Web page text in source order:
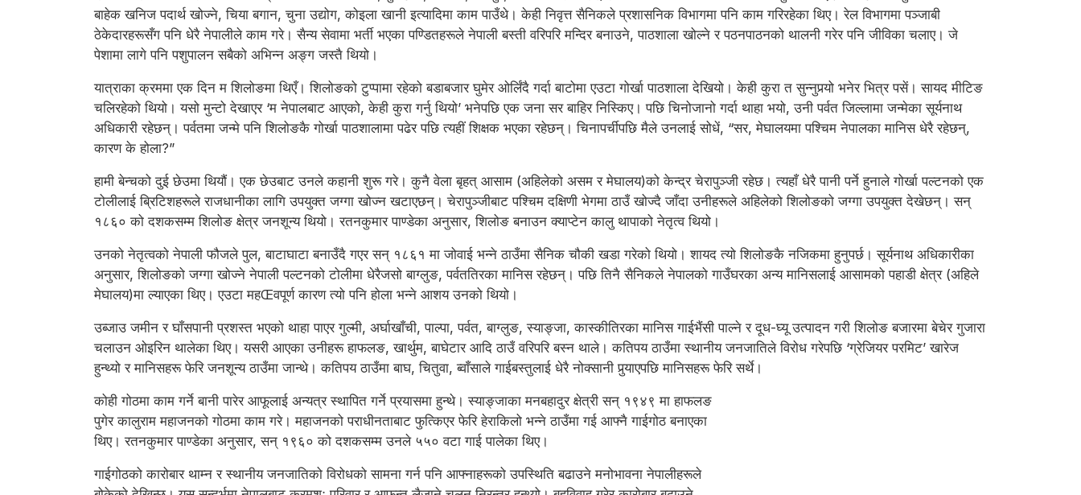
बाहेक खनिज पदार्थ खोज्ने, चिया बगान, चुना उद्योग, कोइला खानी इत्यादिमा काम पाउँथे। केही निवृत्त सैनिकले प्रशासनिक विभागमा पनि काम गरिरहेका थिए। रेल विभागमा पञ्जाबी
ठेकेदारहरूसँग पनि धेरै नेपालीले काम गरे। सैन्य सेवामा भर्ती भएका पण्डितहरूले नेपाली बस्ती वरिपरि मन्दिर बनाउने, पाठशाला खोल्ने र पठनपाठनको थालनी गरेर पनि जीविका चलाए। जे
पेशामा लागे पनि पशुपालन सबैको अभिन्न अङ्ग जस्तै थियो।
यात्राका क्रममा एक दिन म शिलोङमा थिएँ। शिलोङको टुप्पामा रहेको बडाबजार घुमेर ओर्लिंदै गर्दा बाटोमा एउटा गोर्खा पाठशाला देखियो। केही कुरा त सुन्नुपर्‍यो भनेर भित्र पसें। सायद मीटिङ
चलिरहेको थियो। यसो मुन्टो देखाएर ‘म नेपालबाट आएको, केही कुरा गर्नु थियो’ भनेपछि एक जना सर बाहिर निस्किए। पछि चिनोजानो गर्दा थाहा भयो, उनी पर्वत जिल्लामा जन्मेका सूर्यनाथ
अधिकारी रहेछन्। पर्वतमा जन्मे पनि शिलोङकै गोर्खा पाठशालामा पढेर पछि त्यहीं शिक्षक भएका रहेछन्। चिनापर्चीपछि मैले उनलाई सोधें, “सर, मेघालयमा पश्चिम नेपालका मानिस धेरै रहेछन्,
कारण के होला?”
हामी बेन्चको दुई छेउमा थियौं। एक छेउबाट उनले कहानी शुरू गरे। कुनै वेला बृहत् आसाम (अहिलेको असम र मेघालय)को केन्द्र चेरापुञ्जी रहेछ। त्यहाँ धेरै पानी पर्ने हुनाले गोर्खा पल्टनको एक
टोलीलाई ब्रिटिशहरूले राजधानीका लागि उपयुक्त जग्गा खोज्न खटाएछन्। चेरापुञ्जीबाट पश्चिम दक्षिणी भेगमा ठाउँ खोज्दै जाँदा उनीहरूले अहिलेको शिलोङको जग्गा उपयुक्त देखेछन्। सन्
१८६० को दशकसम्म शिलोङ क्षेत्र जनशून्य थियो। रतनकुमार पाण्डेका अनुसार, शिलोङ बनाउन क्याप्टेन कालु थापाको नेतृत्व थियो।
उनको नेतृत्वको नेपाली फौजले पुल, बाटाघाटा बनाउँदै गएर सन् १८६१ मा जोवाई भन्ने ठाउँमा सैनिक चौकी खडा गरेको थियो। शायद त्यो शिलोङकै नजिकमा हुनुपर्छ। सूर्यनाथ अधिकारीका
अनुसार, शिलोङको जग्गा खोज्ने नेपाली पल्टनको टोलीमा धेरैजसो बाग्लुङ, पर्वततिरका मानिस रहेछन्। पछि तिनै सैनिकले नेपालको गाउँघरका अन्य मानिसलाई आसामको पहाडी क्षेत्र (अहिले
मेघालय)मा ल्याएका थिए। एउटा महŒवपूर्ण कारण त्यो पनि होला भन्ने आशय उनको थियो।
उब्जाउ जमीन र घाँसपानी प्रशस्त भएको थाहा पाएर गुल्मी, अर्घाखाँची, पाल्पा, पर्वत, बाग्लुङ, स्याङ्जा, कास्कीतिरका मानिस गाईभैंसी पाल्ने र दूध-घ्यू उत्पादन गरी शिलोङ बजारमा बेचेर गुजारा
चलाउन ओइरिन थालेका थिए। यसरी आएका उनीहरू हाफलङ, खार्थुम, बाघेटार आदि ठाउँ वरिपरि बस्न थाले। कतिपय ठाउँमा स्थानीय जनजातिले विरोध गरेपछि ‘ग्रेजियर परमिट’ खारेज
हुन्थ्यो र मानिसहरू फेरि जनशून्य ठाउँमा जान्थे। कतिपय ठाउँमा बाघ, चितुवा, ब्वाँसाले गाईबस्तुलाई धेरै नोक्सानी पुर्‍याएपछि मानिसहरू फेरि सर्थे।
कोही गोठमा काम गर्ने बानी पारेर आफूलाई अन्यत्र स्थापित गर्ने प्रयासमा हुन्थे। स्याङ्जाका मनबहादुर क्षेत्री सन् १९४९ मा हाफलङ
पुगेर कालुराम महाजनको गोठमा काम गरे। महाजनको पराधीनताबाट फुत्किएर फेरि हेराकिलो भन्ने ठाउँमा गई आफ्नै गाईगोठ बनाएका
थिए। रतनकुमार पाण्डेका अनुसार, सन् १९६० को दशकसम्म उनले ५५० वटा गाई पालेका थिए।
गाईगोठको कारोबार थाम्न र स्थानीय जनजातिको विरोधको सामना गर्न पनि आफ्नाहरूको उपस्थिति बढाउने मनोभावना नेपालीहरूले